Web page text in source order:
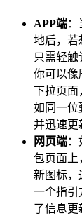
APP端
地后，若
只需轻触
你可以像
下拉页面
如同一位
并迅速更
网页端
包页面上
新图标，
一个指引
了信息更